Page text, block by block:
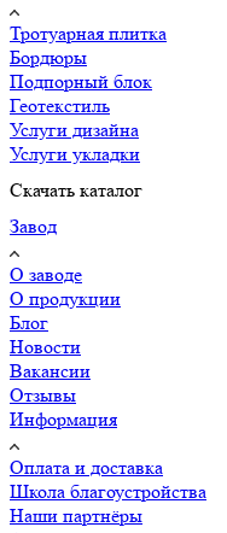
Тротуарная плитка
Бордюры
Подпорный блок
Геотекстиль
Услуги дизайна
Услуги укладки
Скачать каталог
Завод
О заводе
О продукции
Блог
Новости
Вакансии
Отзывы
Информация
Оплата и доставка
Школа благоустройства
Наши партнёры